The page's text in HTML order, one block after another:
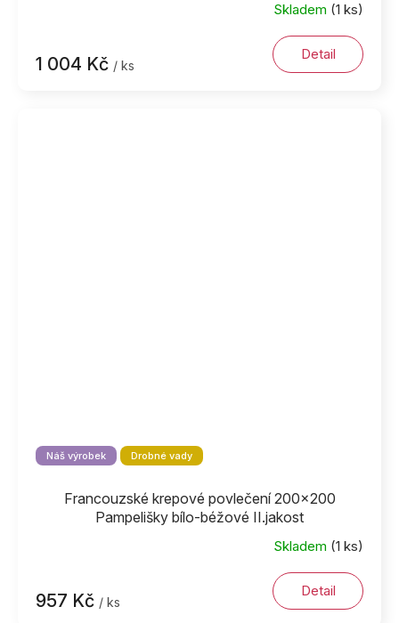
Skladem (1 ks)
1 004 Kč / ks
Detail
Náš výrobek Drobné vady
Francouzské krepové povlečení 200x200
Pampelišky bílo-béžové II.jakost
Skladem (1 ks)
957 Kč / ks
Detail